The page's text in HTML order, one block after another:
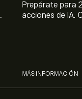
Prepárate para
acciones de IA.
MÁS INFORMACIÓN